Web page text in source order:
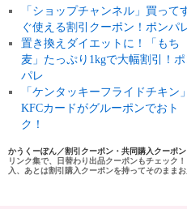
「ショップチャンネル」買って
ぐ使える割引クーポン！ポンパ
置き換えダイエットに！「もち
麦」たっぷり1kgで大幅割引！ポ
パレ
「ケンタッキーフライドチキン」
KFCカードがグルーポンでおト
ク！
かうくーぽん／割引クーポン・共同購入クーポ
リンク集で、日替わり出品クーポンもチェック
入、あとは割引購入クーポンを持ってそのままお